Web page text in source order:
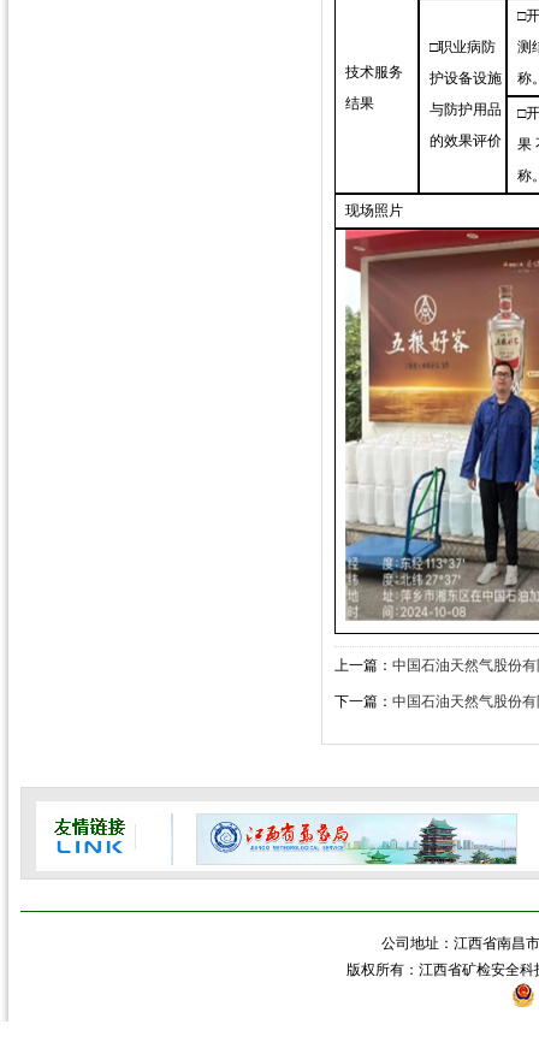
技术服务
结果
□职业病防
护设备设施
与防护用品
的效果评价
□
测
称
□
果
称
现场照片
上一篇： 中国石油天然气股份
下一篇： 中国石油天然气股份
公司地址：江西省南昌
版权所有：江西省矿检安全